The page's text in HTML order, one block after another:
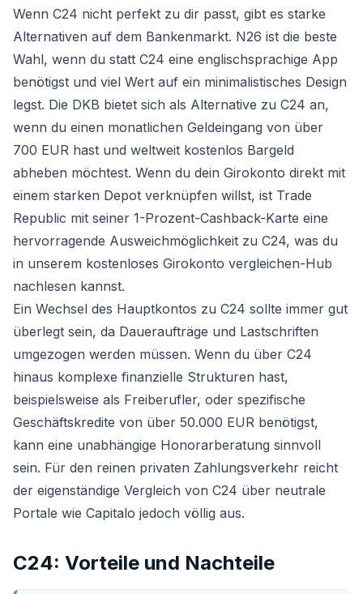
Wenn C24 nicht perfekt zu dir passt, gibt es starke
Alternativen auf dem Bankenmarkt. N26 ist die beste
Wahl, wenn du statt C24 eine englischsprachige App
benötigst und viel Wert auf ein minimalistisches Design
legst. Die DKB bietet sich als Alternative zu C24 an,
wenn du einen monatlichen Geldeingang von über
700 EUR hast und weltweit kostenlos Bargeld
abheben möchtest. Wenn du dein Girokonto direkt mit
einem starken Depot verknüpfen willst, ist Trade
Republic mit seiner 1-Prozent-Cashback-Karte eine
hervorragende Ausweichmöglichkeit zu C24, was du
in unserem kostenloses Girokonto vergleichen-Hub
nachlesen kannst.
Ein Wechsel des Hauptkontos zu C24 sollte immer gut
überlegt sein, da Daueraufträge und Lastschriften
umgezogen werden müssen. Wenn du über C24
hinaus komplexe finanzielle Strukturen hast,
beispielsweise als Freiberufler, oder spezifische
Geschäftskredite von über 50.000 EUR benötigst,
kann eine unabhängige Honorarberatung sinnvoll
sein. Für den reinen privaten Zahlungsverkehr reicht
der eigenständige Vergleich von C24 über neutrale
Portale wie Capitalo jedoch völlig aus.
C24: Vorteile und Nachteile